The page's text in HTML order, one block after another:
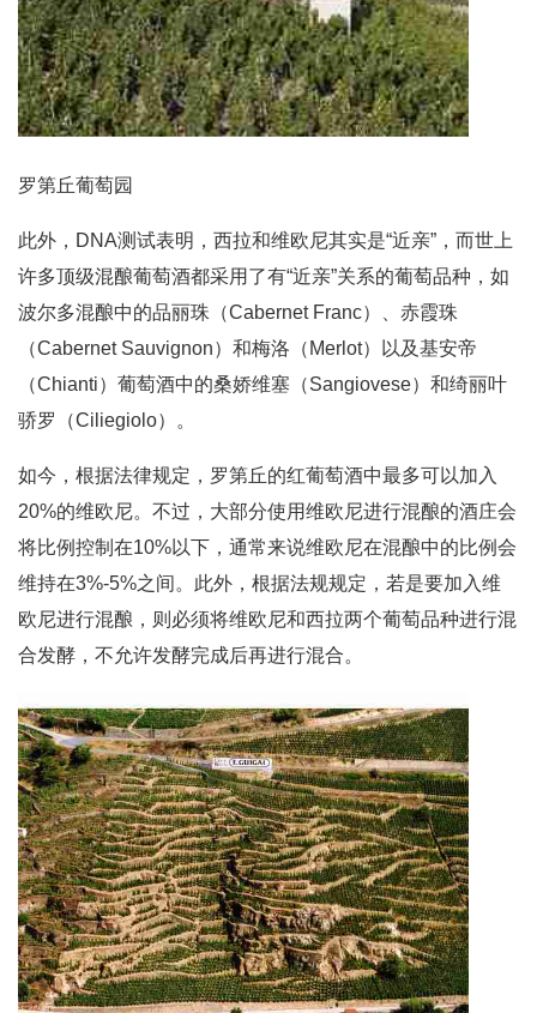
罗第丘葡萄园
此外，DNA测试表明，西拉和维欧尼其实是“近亲”，而世上
许多顶级混酿葡萄酒都采用了有“近亲”关系的葡萄品种，如
波尔多混酿中的品丽珠（Cabernet Franc）、赤霞珠
（Cabernet Sauvignon）和梅洛（Merlot）以及基安帝
（Chianti）葡萄酒中的桑娇维塞（Sangiovese）和绮丽叶
骄罗（Ciliegiolo）。
如今，根据法律规定，罗第丘的红葡萄酒中最多可以加入
20%的维欧尼。不过，大部分使用维欧尼进行混酿的酒庄会
将比例控制在10%以下，通常来说维欧尼在混酿中的比例会
维持在3%-5%之间。此外，根据法规规定，若是要加入维
欧尼进行混酿，则必须将维欧尼和西拉两个葡萄品种进行混
合发酵，不允许发酵完成后再进行混合。